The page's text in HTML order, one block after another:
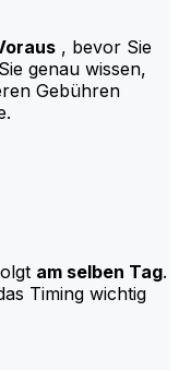
, bevor Sie
genau wissen,
Gebühren
am selben Tag.
Timing wichtig